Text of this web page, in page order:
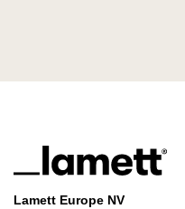
Lamett Europe NV